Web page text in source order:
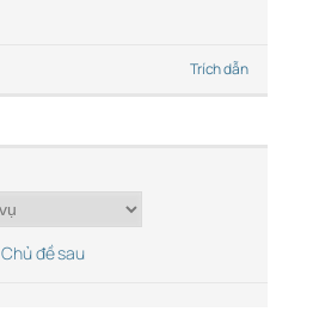
Trích dẫn
Chủ đề sau